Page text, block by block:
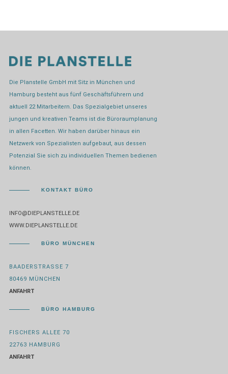
Die Planstelle GmbH mit Sitz in München und
Hamburg besteht aus fünf Geschäftsführern und
aktuell 22 Mitarbeitern. Das Spezialgebiet unseres
jungen und kreativen Teams ist die Büroraumplanung
in allen Facetten. Wir haben darüber hinaus ein
Netzwerk von Spezialisten aufgebaut, aus dessen
Potenzial Sie sich zu individuellen Themen bedienen
können.
KONTAKT BÜRO
INFO@DIEPLANSTELLE.DE
WWW.DIEPLANSTELLE.DE
BÜRO MÜNCHEN
BAADERSTRASSE 7
80469 MÜNCHEN
ANFAHRT
BÜRO HAMBURG
FISCHERS ALLEE 70
22763 HAMBURG
ANFAHRT